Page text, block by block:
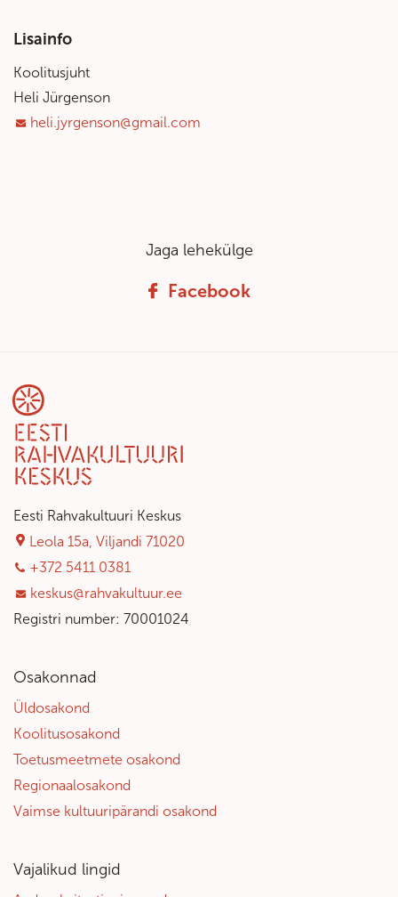
Lisainfo
Koolitusjuht
Heli Jürgenson
heli.jyrgenson@gmail.com
Jaga lehekülge
Facebook
Eesti Rahvakultuuri Keskus
Leola 15a, Viljandi 71020
+372 5411 0381
keskus@rahvakultuur.ee
Registri number: 70001024
Osakonnad
Üldosakond
Koolitusosakond
Toetusmeetmete osakond
Regionaalosakond
Vaimse kultuuripärandi osakond
Vajalikud lingid